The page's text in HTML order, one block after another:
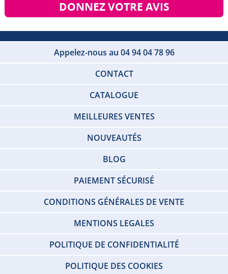
DONNEZ VOTRE AVIS
Appelez-nous au 04 94 04 78 96
CONTACT
CATALOGUE
MEILLEURES VENTES
NOUVEAUTÉS
BLOG
PAIEMENT SÉCURISÉ
CONDITIONS GÉNÉRALES DE VENTE
MENTIONS LEGALES
POLITIQUE DE CONFIDENTIALITÉ
POLITIQUE DES COOKIES